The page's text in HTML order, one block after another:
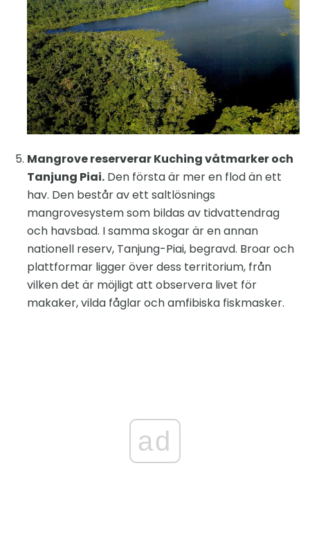
Mangrove reserverar Kuching våtmarker och
Tanjung Piai. Den första är mer en flod än ett
hav. Den består av ett saltlösnings
mangrovesystem som bildas av tidvattendrag
och havsbad. I samma skogar är en annan
nationell reserv, Tanjung-Piai, begravd. Broar och
plattformar ligger över dess territorium, från
vilken det är möjligt att observera livet för
makaker, vilda fåglar och amfibiska fiskmasker.
ad